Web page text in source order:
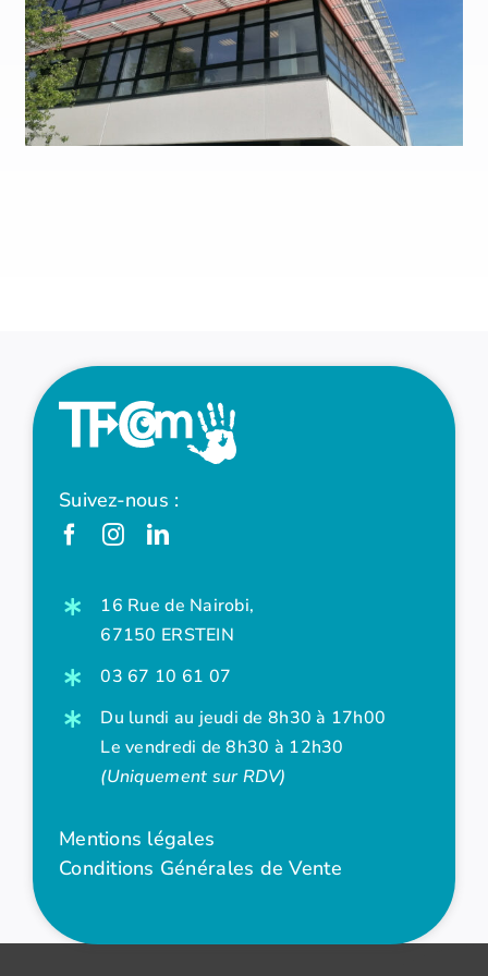
Suivez-nous :
16 Rue de Nairobi,
67150 ERSTEIN
03 67 10 61 07
Du lundi au jeudi de 8h30 à 17h00
Le vendredi de 8h30 à 12h30
(Uniquement sur RDV)
Mentions légales
Conditions Générales de Vente